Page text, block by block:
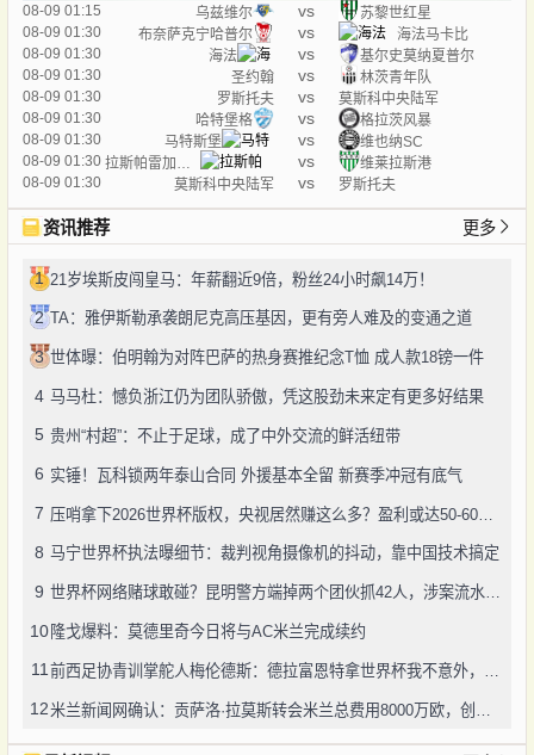
08-09 01:15 乌兹维尔 vs
苏黎世红星
08-09 01:30
布奈萨克宁哈普尔 vs
海法马卡比
08-09 01:30
海法 vs
基尔史莫纳夏普尔
08-09 01:30
圣约翰 vs
林茨青年队
08-09 01:30
罗斯托夫 vs
莫斯科中央陆军
08-09 01:30
哈特堡格 vs
格拉茨风暴
08-09 01:30
马特斯堡 vs
维也纳SC
08-09 01:30
vs
维莱拉斯港
08-09 01:30
莫斯科中央陆军 vs 罗斯托夫
资讯推荐 更多
1 21岁埃斯皮闯皇马：年薪翻近9倍，粉丝24小时飙14万！
2 TA：雅伊斯勒承袭朗尼克高压基因，更有旁人难及的变通之道
3 世体曝：伯明翰为对阵巴萨的热身赛推纪念T恤 成人款18镑一件
4 马马杜：憾负浙江仍为团队骄傲，凭这股劲未来定有更多好结果
5 贵州“村超”：不止于足球，成了中外交流的鲜活纽带
6 实锤！瓦科锁两年泰山合同 外援基本全留 新赛季冲冠有底气
7 压哨拿下2026世界杯版权，央视居然赚这么多？盈利或达50-60亿！
8 马宁世界杯执法曝细节：裁判视角摄像机的抖动，靠中国技术搞定
9 世界杯网络赌球敢碰？昆明警方端掉两个团伙抓42人，涉案流水超三千万
10 隆戈爆料：莫德里奇今日将与AC米兰完成续约
11
12